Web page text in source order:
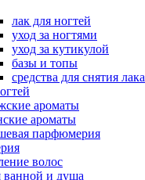
лак для ногтей
уход за ногтями
уход за кутикулой
базы и топы
средства для снятия лака
ароматы
ароматы
парфюмерия
волос
ванной и душа